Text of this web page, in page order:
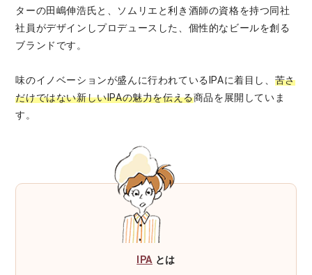
ターの田嶋伸浩氏と、ソムリエと利き酒師の資格を持つ同社
社員がデザインしプロデュースした、個性的なビールを創る
ブランドです。
味のイノベーションが盛んに行われているIPAに着目し、 苦さ
だけではない新しいIPAの魅力を伝える商品を展開していま
す。
IPA とは